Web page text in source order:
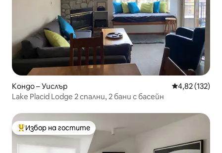
Кондо – Уислър Средна
4,82 (132)
Lake Placid Lodge 2 спални, 2 бани с басейн
Най-популярен избор на гостите
Избор на гостите